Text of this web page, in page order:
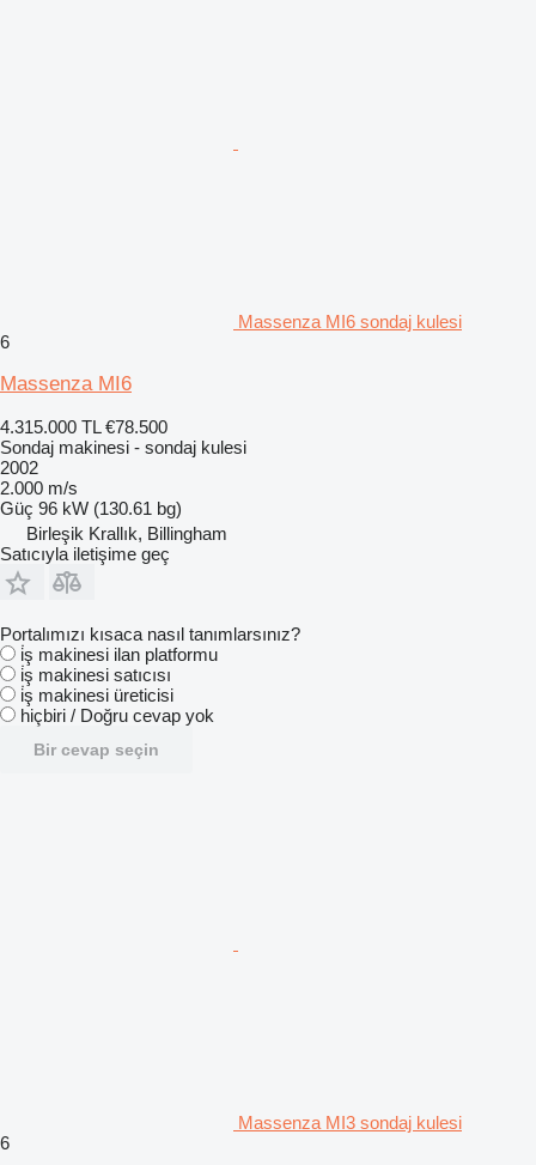
Massenza MI6 sondaj kulesi
6
Massenza MI6
4.315.000 TL €78.500
Sondaj makinesi - sondaj kulesi
2002
2.000 m/s
Güç 96 kW (130.61 bg)
Birleşik Krallık, Billingham
Satıcıyla iletişime geç
Portalımızı kısaca nasıl tanımlarsınız?
i̇ş makinesi ilan platformu
i̇ş makinesi satıcısı
i̇ş makinesi üreticisi
hiçbiri / Doğru cevap yok
Bir cevap seçin
Massenza MI3 sondaj kulesi
6